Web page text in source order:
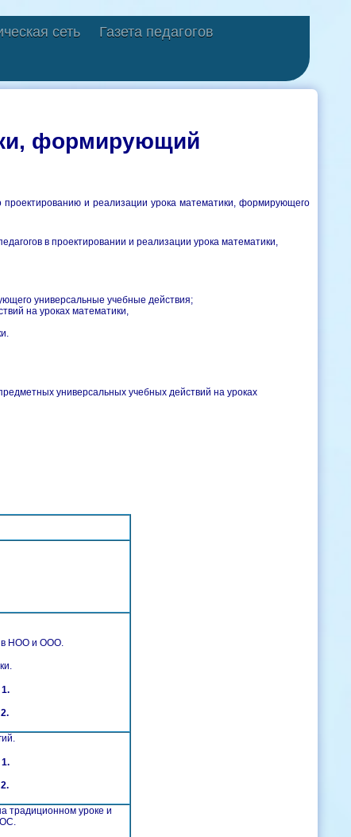
сеть Газета педагогов
формирующий
проектированию и реализации урока математики, формирующего
в проектировании и реализации урока математики,
универсальные учебные действия;
на уроках математики,
универсальных учебных действий на уроках
в НОО и ООО.
традиционном уроке и